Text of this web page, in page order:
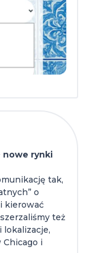
nowe rynki
tak,
o
kierować
też
lokalizacje,
i